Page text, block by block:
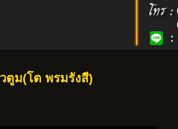
ตูม(โต พรมรังสี)